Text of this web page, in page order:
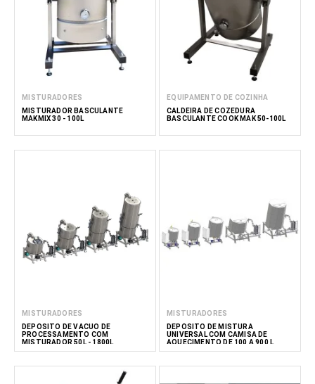
MISTURADORES
MISTURADOR BASCULANTE
MAKMIX 30 - 100L
EQUIPAMENTO DE COZINHA
CALDEIRA DE COZEDURA
BASCULANTE COOK MAK 50-100L
MISTURADORES
DEPÓSITO DE VÁCUO DE
PROCESSAMENTO COM
MISTURADOR 50L - 1800L
MISTURADORES
DEPÓSITO DE MISTURA
UNIVERSAL COM CAMISA DE
AQUECIMENTO DE 100 A 900 L